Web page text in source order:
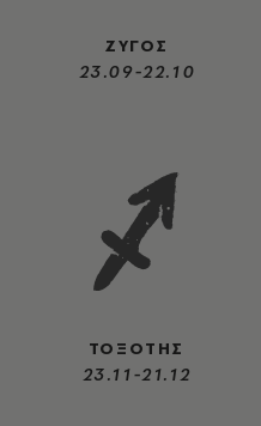
ΖΥΓΟΣ
23.09-22.10
ΤΟΞΟΤΗΣ
23.11-21.12